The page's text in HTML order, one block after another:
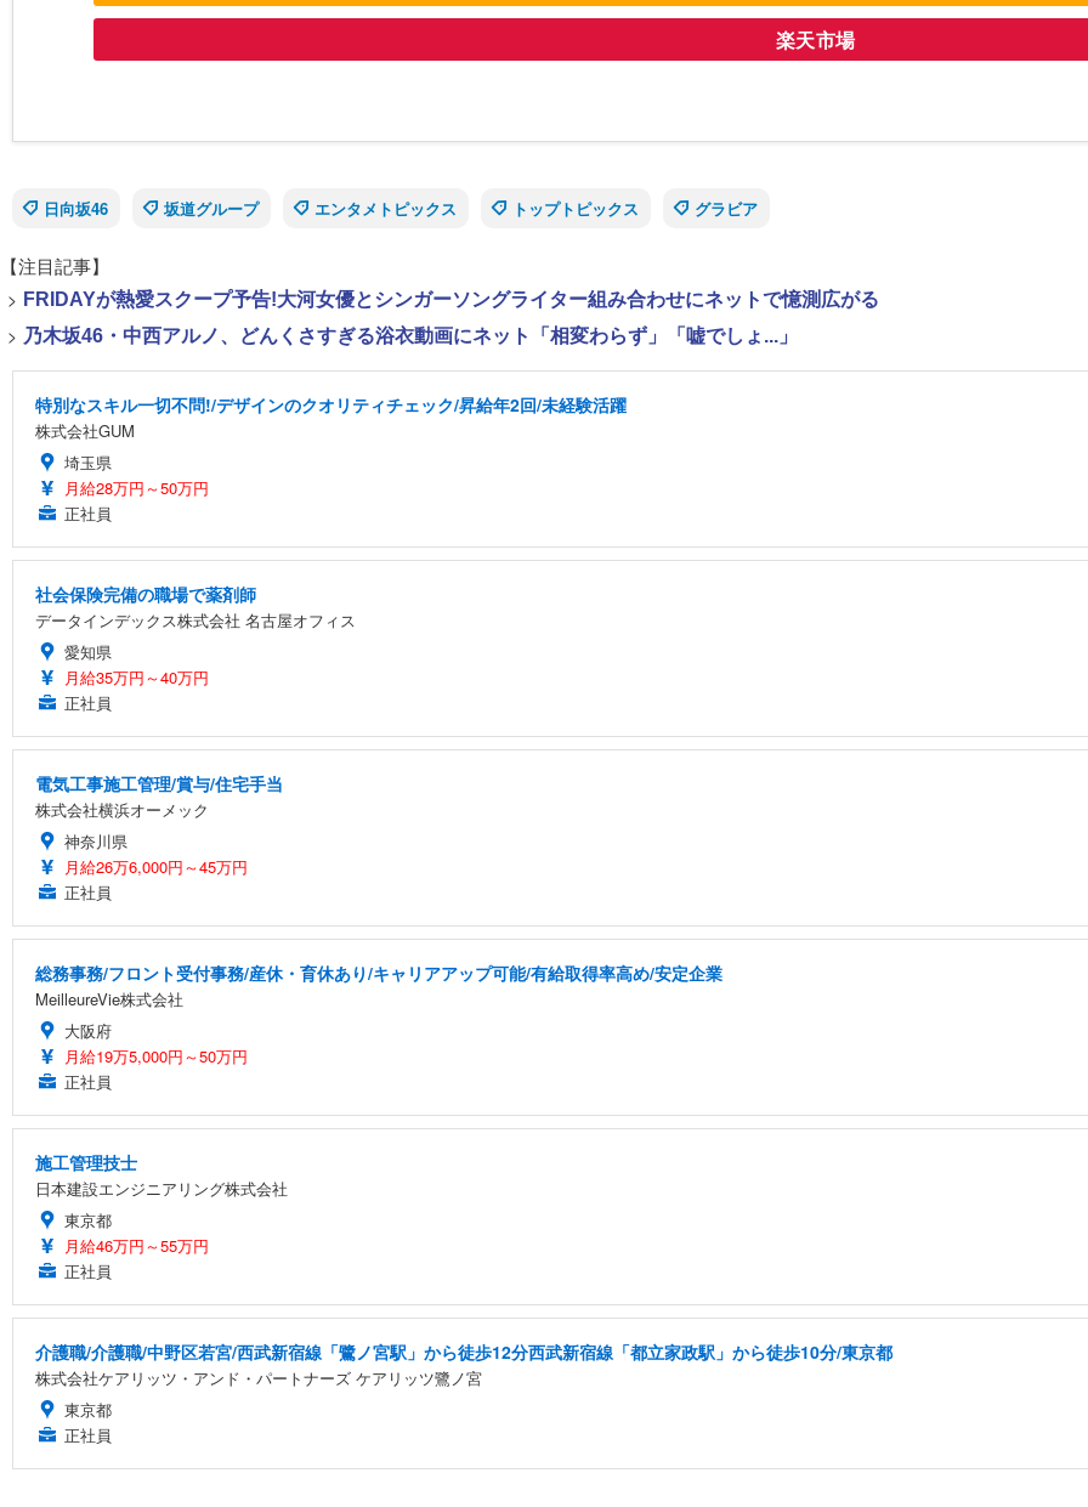
楽天市場
日向坂46 坂道グループ エンタメトピックス トップトピックス グラビア
【注目記事】
> FRIDAYが熱愛スクープ予告!大河女優とシンガーソングライター組み合わせにネットで憶測広がる
> 乃木坂46・中西アルノ、どんくさすぎる浴衣動画にネット「相変わらず」「嘘でしょ...」
特別なスキル一切不問!/デザインのクオリティチェック/昇給年2回/未経験活躍
株式会社GUM
埼玉県
月給28万円～50万円
正社員
社会保険完備の職場で薬剤師
データインデックス株式会社 名古屋オフィス
愛知県
月給35万円～40万円
正社員
電気工事施工管理/賞与/住宅手当
株式会社横浜オーメック
神奈川県
月給26万6,000円～45万円
正社員
総務事務/フロント受付事務/産休・育休あり/キャリアアップ可能/有給取得率高め/安定企業
MeilleureVie株式会社
大阪府
月給19万5,000円～50万円
正社員
施工管理技士
日本建設エンジニアリング株式会社
東京都
月給46万円～55万円
正社員
介護職/介護職/中野区若宮/西武新宿線「鷺ノ宮駅」から徒歩12分西武新宿線「都立家政駅」から徒歩10分/東京都
株式会社ケアリッツ・アンド・パートナーズ ケアリッツ鷺ノ宮
東京都
正社員